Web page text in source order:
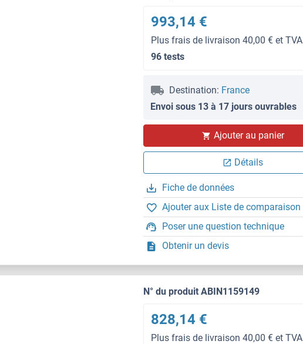
993,14 €
Plus frais de livraison 40,00 € et TVA
96 tests
Destination: France
Envoi sous 13 à 17 jours ouvrables
Ajouter au panier
Détails
Fiche de données
Ajouter aux Liste de comparaison
Poser une question technique
Obtenir un devis
N° du produit ABIN1159149
828,14 €
Plus frais de livraison 40,00 € et TVA